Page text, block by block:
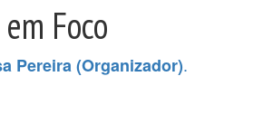
Foco
Pereira (Organizador).